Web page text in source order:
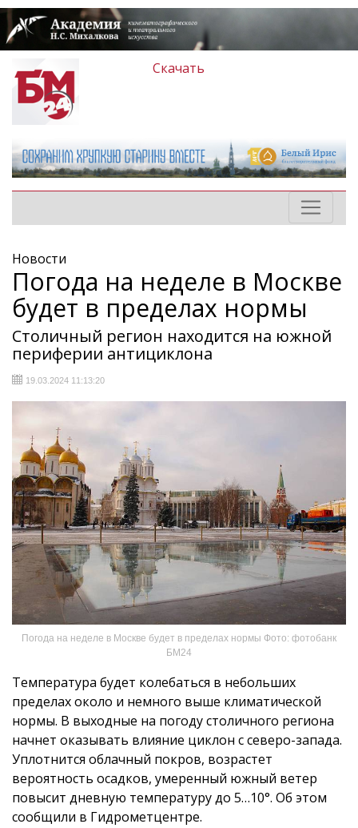
Скачать
Новости
Погода на неделе в Москве
будет в пределах нормы
Столичный регион находится на южной
периферии антициклона
19.03.2024 11:13:20
Погода на неделе в Москве будет в пределах нормы Фото: фотобанк
БМ24
Температура будет колебаться в небольших
пределах около и немного выше климатической
нормы. В выходные на погоду столичного региона
начнет оказывать влияние циклон с северо-запада.
Уплотнится облачный покров, возрастет
вероятность осадков, умеренный южный ветер
повысит дневную температуру до 5…10°. Об этом
сообщили в Гидрометцентре.